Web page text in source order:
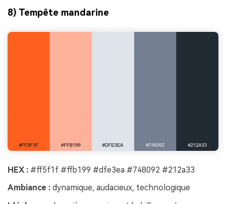
8) Tempête mandarine
HEX : #ff5f1f #ffb199 #dfe3ea #748092 #212a33
Ambiance : dynamique, audacieux, technologique